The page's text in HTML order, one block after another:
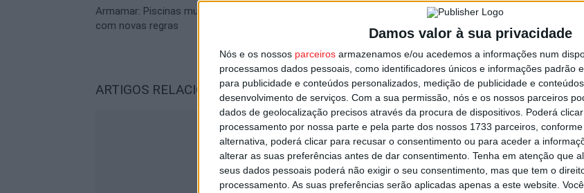
Damos valor à sua privacidade
Nós e os nossos parceiros armazenamos e/ou acedemos a informações num
processamos dados pessoais, como identificadores únicos e informações padrão
para publicidade e conteúdos personalizados, medição de publicidade e
desenvolvimento de serviços. Com a sua permissão, nós e os nossos parceiros
dados de geolocalização precisos através da procura de dispositivos. Poderá
processamento por nossa parte e pela parte dos nossos 1733 parceiros,
alternativa, poderá clicar para recusar o consentimento ou para aceder a
alterar as suas preferências antes de dar consentimento. Tenha em atenção que
seus dados pessoais poderá não exigir o seu consentimento, mas que tem o
processamento. As suas preferências serão aplicadas apenas a este website.
Armamar: Piscinas municipais reabriram, mas
com novas regras
Covid-19: Incidência no concelho de Viseu
próxima dos 3 mil casos
ARTIGOS RELACIONADOSMais do autor